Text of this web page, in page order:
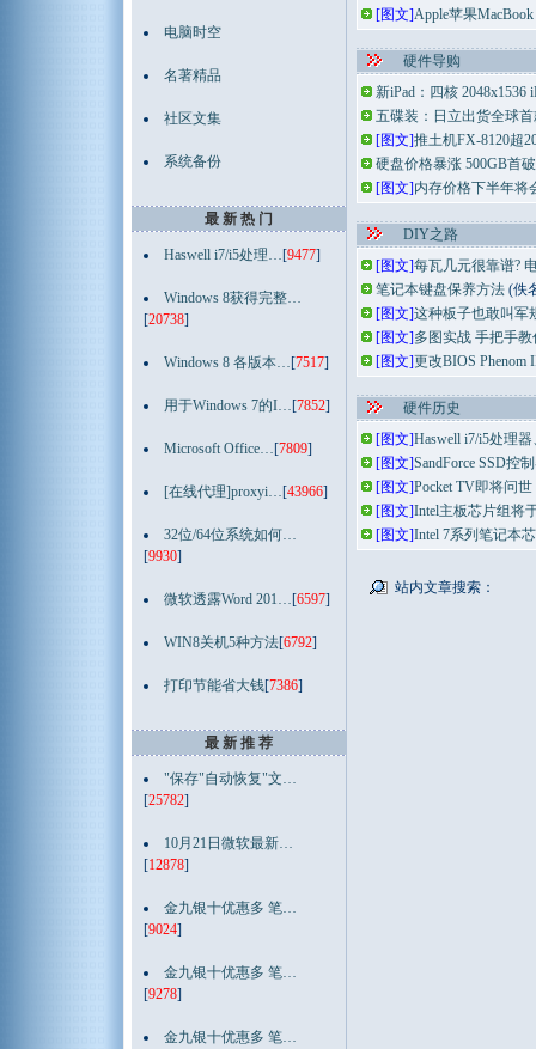
电脑时空
名著精品
社区文集
系统备份
最 新 热 门
Haswell i7/i5处理…[9477]
Windows 8获得完整…
[20738]
Windows 8 各版本…[7517]
用于Windows 7的I…[7852]
Microsoft Office…[7809]
[在线代理]proxyi…[43966]
32位/64位系统如何…
[9930]
微软透露Word 201…[6597]
WIN8关机5种方法[6792]
打印节能省大钱[7386]
最 新 推 荐
"保存"自动恢复"文…
[25782]
10月21日微软最新…
[12878]
金九银十优惠多 笔…
[9024]
金九银十优惠多 笔…
[9278]
金九银十优惠多 笔…
[图文]Apple苹果
硬件导购
新iPad：四核 2048x1536
五碟装：日立出货全球
[图文]推土机FX-8120超
硬盘价格暴涨 500GB首
[图文]内存价格下半年将
DIY之路
[图文]每瓦几元很靠谱?
笔记本键盘保养方法 (佚
[图文]这种板子也敢叫军
[图文]多图实战 手把手
[图文]更改BIOS
硬件历史
[图文]Haswell i7/i5处理
[图文]SandForce SSD控
[图文]Pocket TV即将问
[图文]Intel主板芯片组将
[图文]Intel 7系列笔记本
站内文章搜索：